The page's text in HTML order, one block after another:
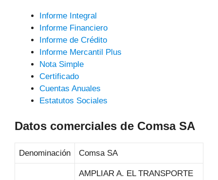
Informe Integral
Informe Financiero
Informe de Crédito
Informe Mercantil Plus
Nota Simple
Certificado
Cuentas Anuales
Estatutos Sociales
Datos comerciales de Comsa SA
Denominación Comsa SA
AMPLIAR A. EL TRANSPORTE